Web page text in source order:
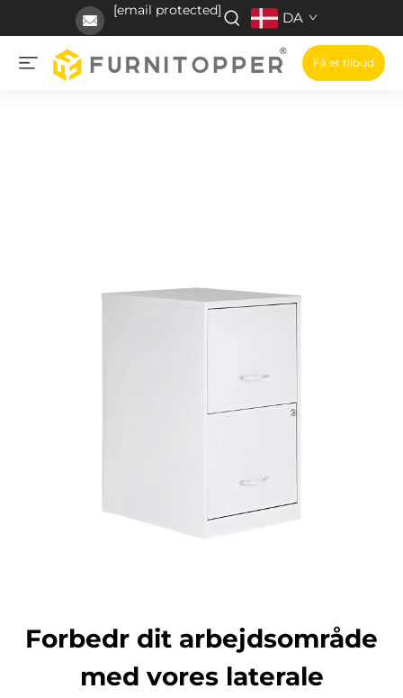
[email protected] DA
Få et tilbud
Forbedr dit arbejdsområde
med vores laterale